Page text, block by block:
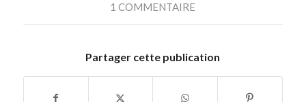
1 COMMENTAIRE
Partager cette publication